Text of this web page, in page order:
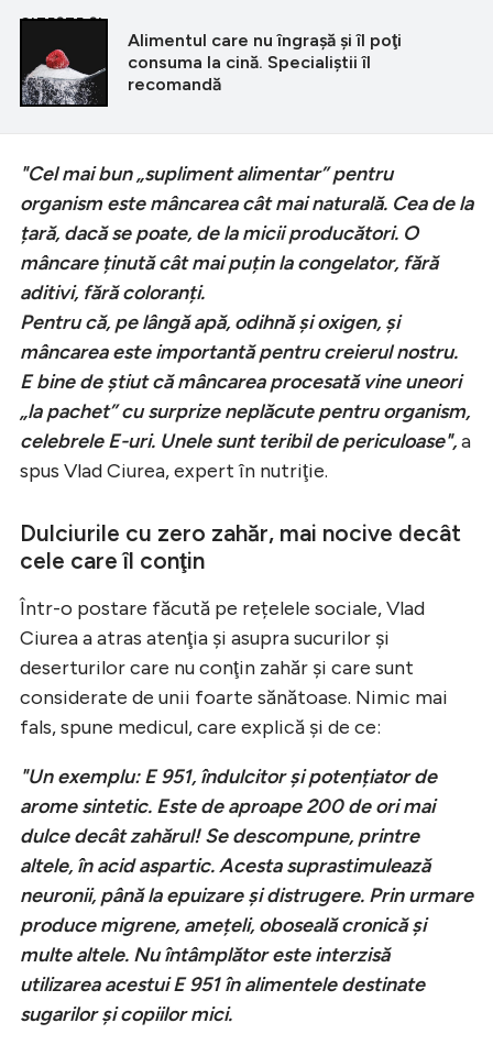
CITEȘTE ȘI
Alimentul care nu îngraşă şi îl poţi
consuma la cină. Specialiştii îl
recomandă
"Cel mai bun „supliment alimentar” pentru
organism este mâncarea cât mai naturală. Cea de la
țară, dacă se poate, de la micii producători. O
mâncare ținută cât mai puțin la congelator, fără
aditivi, fără coloranți.
Pentru că, pe lângă apă, odihnă și oxigen, și
mâncarea este importantă pentru creierul nostru.
E bine de știut că mâncarea procesată vine uneori
„la pachet” cu surprize neplăcute pentru organism,
celebrele E-uri. Unele sunt teribil de periculoase",a
spus Vlad Ciurea, expert în nutriţie.
Dulciurile cu zero zahăr, mai nocive decât
cele care îl conţin
Într-o postare făcută pe rețelele sociale, Vlad
Ciurea a atras atenţia şi asupra sucurilor şi
deserturilor care nu conţin zahăr şi care sunt
considerate de unii foarte sănătoase. Nimic mai
fals, spune medicul, care explică şi de ce:
"Un exemplu: E 951, îndulcitor și potențiator de
arome sintetic. Este de aproape 200 de ori mai
dulce decât zahărul! Se descompune, printre
altele, în acid aspartic. Acesta suprastimulează
neuronii, până la epuizare și distrugere. Prin urmare
produce migrene, amețeli, oboseală cronică și
multe altele. Nu întâmplător este interzisă
utilizarea acestui E 951 în alimentele destinate
sugarilor și copiilor mici.